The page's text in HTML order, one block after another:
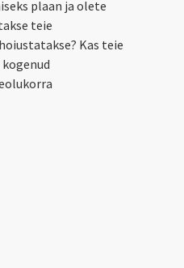
plaan ja olete
teie
Kas teie